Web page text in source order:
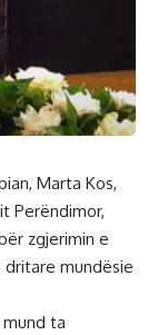
Marta Kos,
Perëndimor,
zgjerimin e
mundësie
ta